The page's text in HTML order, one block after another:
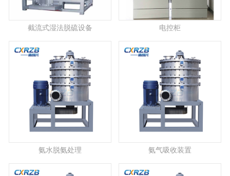
截流式湿法脱硫设备 电控柜
氨水脱氨处理 氨气吸收装置